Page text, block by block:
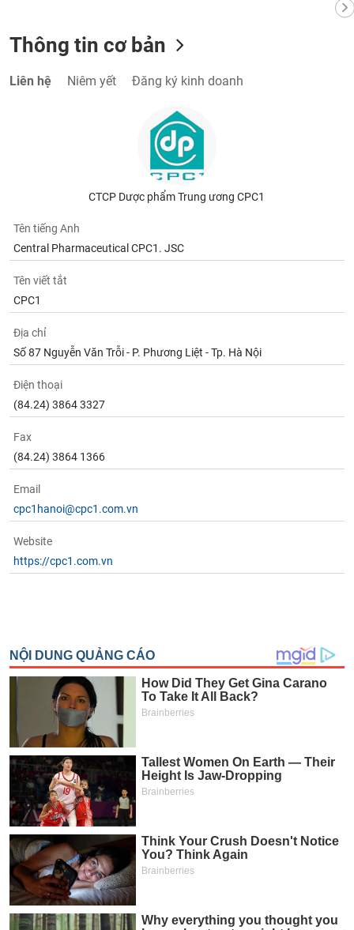
Thông tin cơ bản
Liên hệ Niêm yết Đăng ký kinh doanh
CTCP Dược phẩm Trung ương CPC1
Tên tiếng Anh
Central Pharmaceutical CPC1. JSC
Tên viết tắt
CPC1
Địa chỉ
Số 87 Nguyễn Văn Trỗi - P. Phương Liệt - Tp. Hà Nội
Điện thoại
(84.24) 3864 3327
Fax
(84.24) 3864 1366
Email
cpc1hanoi@cpc1.com.vn
Website
https://cpc1.com.vn